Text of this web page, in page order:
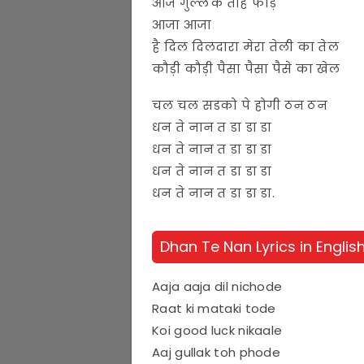
आजा आजा
है दिल दिलदारा मेरा तेली का तेल
कौड़ी कौड़ी पैसा पैसा पैसे का खेल
चल चल सडको पे होगी ठन ठन
धन ते नान त डा डा डा
धन ते नान त डा डा डा
धन ते नान त डा डा डा
धन ते नान त डा डा डा.
Dhan Te Nan Lyrics in
Aaja aaja dil nichode
Raat ki mataki tode
Koi good luck nikaale
Aaj gullak toh phode